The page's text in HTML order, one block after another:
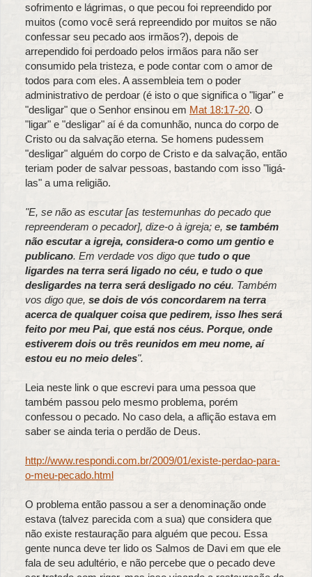
sofrimento e lágrimas, o que pecou foi repreendido por
muitos (como você será repreendido por muitos se não
confessar seu pecado aos irmãos?), depois de
arrependido foi perdoado pelos irmãos para não ser
consumido pela tristeza, e pode contar com o amor de
todos para com eles. A assembleia tem o poder
administrativo de perdoar (é isto o que significa o "ligar" e
"desligar" que o Senhor ensinou em Mat 18:17-20. O
"ligar" e "desligar" aí é da comunhão, nunca do corpo de
Cristo ou da salvação eterna. Se homens pudessem
"desligar" alguém do corpo de Cristo e da salvação, então
teriam poder de salvar pessoas, bastando com isso "ligá-
las" a uma religião.
"E, se não as escutar [as testemunhas do pecado que
repreenderam o pecador], dize-o à igreja; e, se também
não escutar a igreja, considera-o como um gentio e
publicano. Em verdade vos digo que tudo o que
ligardes na terra será ligado no céu, e tudo o que
desligardes na terra será desligado no céu. Também
vos digo que, se dois de vós concordarem na terra
acerca de qualquer coisa que pedirem, isso lhes será
feito por meu Pai, que está nos céus. Porque, onde
estiverem dois ou três reunidos em meu nome, aí
estou eu no meio deles".
Leia neste link o que escrevi para uma pessoa que
também passou pelo mesmo problema, porém
confessou o pecado. No caso dela, a aflição estava em
saber se ainda teria o perdão de Deus.
http://www.respondi.com.br/2009/01/existe-perdao-para-
o-meu-pecado.html
O problema então passou a ser a denominação onde
estava (talvez parecida com a sua) que considera que
não existe restauração para alguém que pecou. Essa
gente nunca deve ter lido os Salmos de Davi em que ele
fala de seu adultério, e não percebe que o pecado deve